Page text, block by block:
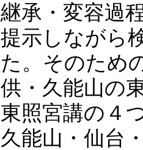
継承・変容過
提示しながら
た。そのため
供・久能山の
東照宮講の４
久能山・仙台